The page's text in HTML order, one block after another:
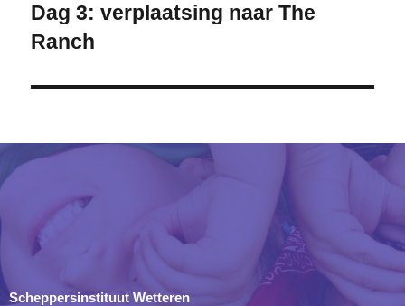
Next
post:
Dag 3: verplaatsing naar The
Ranch
Scheppersinstituut Wetteren